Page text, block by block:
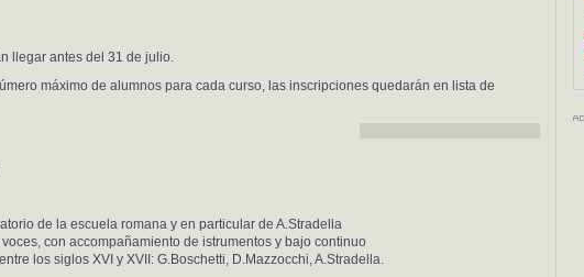
llegar antes del 31 de julio.
máximo de alumnos para cada curso, las inscripciones quedarán en lista de
de la escuela romana y en particular de A.Stradella
con accompañamiento de istrumentos y bajo continuo
los siglos XVI y XVII: G.Boschetti, D.Mazzocchi, A.Stradella.